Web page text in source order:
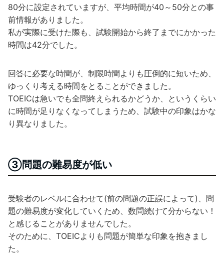
80分に設定されていますが、平均時間が40～50分との事
前情報がありました。
私が実際に受けた際も、試験開始から終了までにかかった
時間は42分でした。
回答に必要な時間が、制限時間よりも圧倒的に短いため、
ゆっくり考える時間をとることができました。
TOEICは急いでも全問終えられるかどうか、というくらい
に時間が足りなくなってしまうため、試験中の印象はかな
り異なりました。
③問題の難易度が低い
受験者のレベルに合わせて(前の問題の正誤によって)、問
題の難易度が変化していくため、数問続けて分からない！
と感じることがありませんでした。
そのために、TOEICよりも問題が簡単な印象を抱きまし
た。